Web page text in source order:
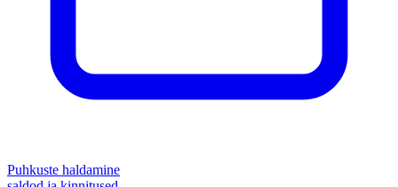
Puhkuste haldamine